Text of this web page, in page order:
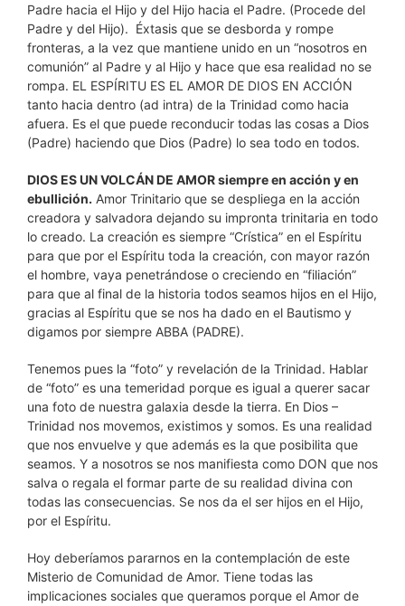
Padre hacia el Hijo y del Hijo hacia el Padre. (Procede del
Padre y del Hijo). Éxtasis que se desborda y rompe
fronteras, a la vez que mantiene unido en un “nosotros en
comunión” al Padre y al Hijo y hace que esa realidad no se
rompa. EL ESPÍRITU ES EL AMOR DE DIOS EN ACCIÓN
tanto hacia dentro (ad intra) de la Trinidad como hacia
afuera. Es el que puede reconducir todas las cosas a Dios
(Padre) haciendo que Dios (Padre) lo sea todo en todos.
DIOS ES UN VOLCÁN DE AMOR siempre en acción y en
ebullición. Amor Trinitario que se despliega en la acción
creadora y salvadora dejando su impronta trinitaria en todo
lo creado. La creación es siempre “Crística” en el Espíritu
para que por el Espíritu toda la creación, con mayor razón
el hombre, vaya penetrándose o creciendo en “filiación”
para que al final de la historia todos seamos hijos en el Hijo,
gracias al Espíritu que se nos ha dado en el Bautismo y
digamos por siempre ABBA (PADRE).
Tenemos pues la “foto” y revelación de la Trinidad. Hablar
de “foto” es una temeridad porque es igual a querer sacar
una foto de nuestra galaxia desde la tierra. En Dios –
Trinidad nos movemos, existimos y somos. Es una realidad
que nos envuelve y que además es la que posibilita que
seamos. Y a nosotros se nos manifiesta como DON que nos
salva o regala el formar parte de su realidad divina con
todas las consecuencias. Se nos da el ser hijos en el Hijo,
por el Espíritu.
Hoy deberíamos pararnos en la contemplación de este
Misterio de Comunidad de Amor. Tiene todas las
implicaciones sociales que queramos porque el Amor de